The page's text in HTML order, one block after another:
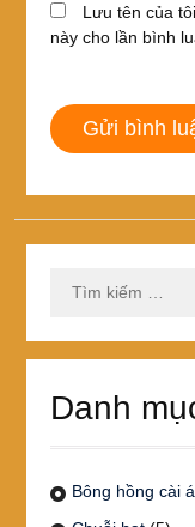
Lưu tên của
này cho lần bình
kiếm
Danh
Bông hồng cài